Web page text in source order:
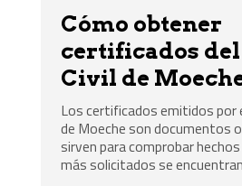
Cómo obtener
certificados
Civil de
Los certificados emitidos por
de Moeche son documentos
sirven para comprobar
más solicitados se